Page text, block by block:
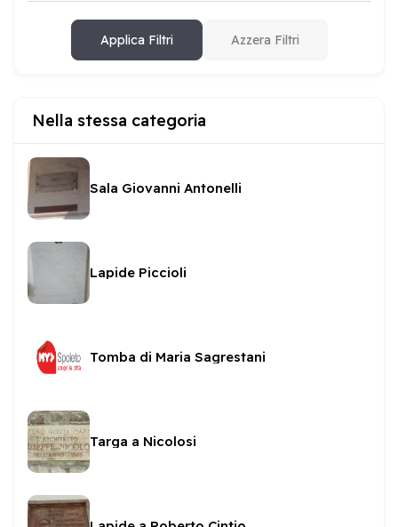
Applica Filtri Azzera Filtri
Nella stessa categoria
Sala Giovanni Antonelli
Lapide Piccioli
Tomba di Maria Sagrestani
Targa a Nicolosi